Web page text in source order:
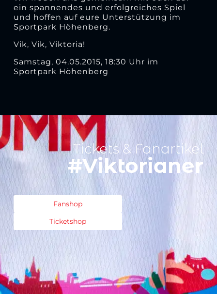
ein spannendes und erfolgreiches Spiel
und hoffen auf eure Unterstützung im
Sportpark Höhenberg.
Vik, Vik, Viktoria!
Samstag, 04.05.2015, 18:30 Uhr im
Sportpark Höhenberg
Tickets & Fanartikel
#Viktorianer
Fanshop
Ticketshop